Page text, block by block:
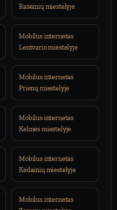
Raseinių miestelyje
Mobilus internetas
Lentvario miestelyje
Mobilus internetas
Prienų miestelyje
Mobilus internetas
Kelmės miestelyje
Mobilus internetas
Kėdainių miestelyje
Mobilus internetas